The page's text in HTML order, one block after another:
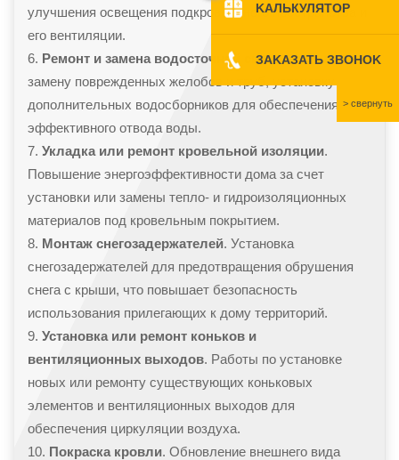
улучшения освещения подкровельного пространства и
его вентиляции.
Ремонт и замена водосточной системы. Включает
замену поврежденных желобов и труб, установку
дополнительных водосборников для обеспечения
эффективного отвода воды.
Укладка или ремонт кровельной изоляции.
Повышение энергоэффективности дома за счет
установки или замены тепло- и гидроизоляционных
материалов под кровельным покрытием.
Монтаж снегозадержателей. Установка
снегозадержателей для предотвращения обрушения
снега с крыши, что повышает безопасность
использования прилегающих к дому территорий.
Установка или ремонт коньков и
вентиляционных выходов. Работы по установке
новых или ремонту существующих коньковых
элементов и вентиляционных выходов для
обеспечения циркуляции воздуха.
Покраска кровли. Обновление внешнего вида
KAЛЬКУЛЯТOP
ЗAKAЗATЬ ЗBOHOK
KAЛЬКУЛЯТOP
ЗAKAЗATЬ ЗBOHOK